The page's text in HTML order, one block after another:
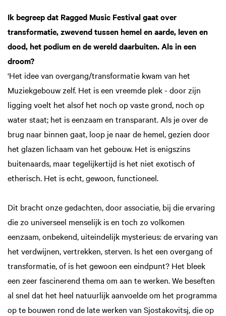
Ik begreep dat Ragged Music Festival gaat over
transformatie, zwevend tussen hemel en aarde, leven en
dood, het podium en de wereld daarbui­ten. Als in een
droom?
‘Het idee van overgang/transformatie kwam van het
Muziekgebouw zelf. Het is een vreemde plek - door zijn
ligging voelt het alsof het noch op vaste grond, noch op
water staat; het is eenzaam en transparant. Als je over de
brug naar binnen gaat, loop je naar de hemel, gezien door
het glazen lichaam van het gebouw. Het is enigszins
buitenaards, maar tegelijkertijd is het niet exotisch of
etherisch. Het is echt, gewoon, functioneel.
Dit bracht onze gedachten, door associatie, bij die ervaring
die zo universeel menselijk is en toch zo volkomen
eenzaam, onbekend, uiteindelijk mysterieus: de ervaring van
het verdwijnen, vertrekken, sterven. Is het een overgang of
transformatie, of is het gewoon een eindpunt? Het bleek
een zeer fascinerend thema om aan te werken. We beseften
al snel dat het heel natuurlijk aanvoelde om het pro­gramma
op te bouwen rond de late werken van Sjostakovitsj, die op